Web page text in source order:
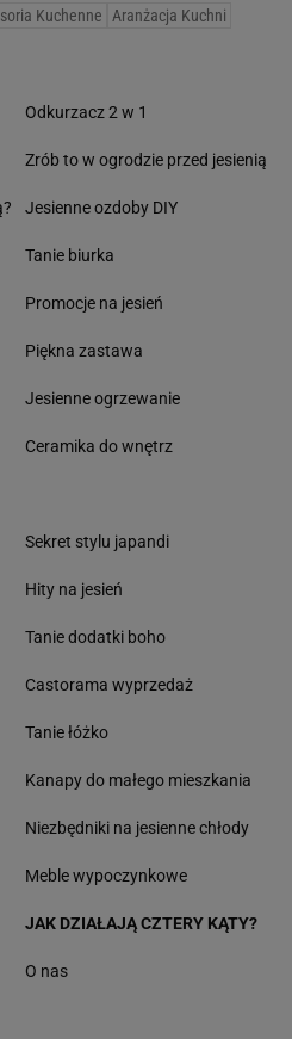
Kuchenne Aranżacja Kuchni
Odkurzacz 2 w 1
Zrób to w ogrodzie przed jesienią
Jesienne ozdoby DIY
Tanie biurka
Promocje na jesień
Piękna zastawa
Jesienne ogrzewanie
Ceramika do wnętrz
Sekret stylu japandi
Hity na jesień
Tanie dodatki boho
Castorama wyprzedaż
Tanie łóżko
Kanapy do małego mieszkania
Niezbędniki na jesienne chłody
Meble wypoczynkowe
JAK DZIAŁAJĄ CZTERY KĄTY?
O nas